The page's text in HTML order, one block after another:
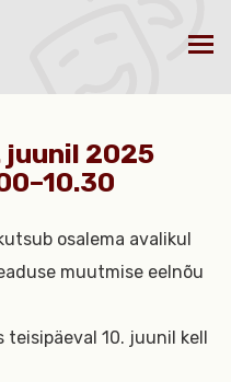
juunil 2025
osalema avalikul
muutmise eelnõu
teisipäeval 10. juunil kell